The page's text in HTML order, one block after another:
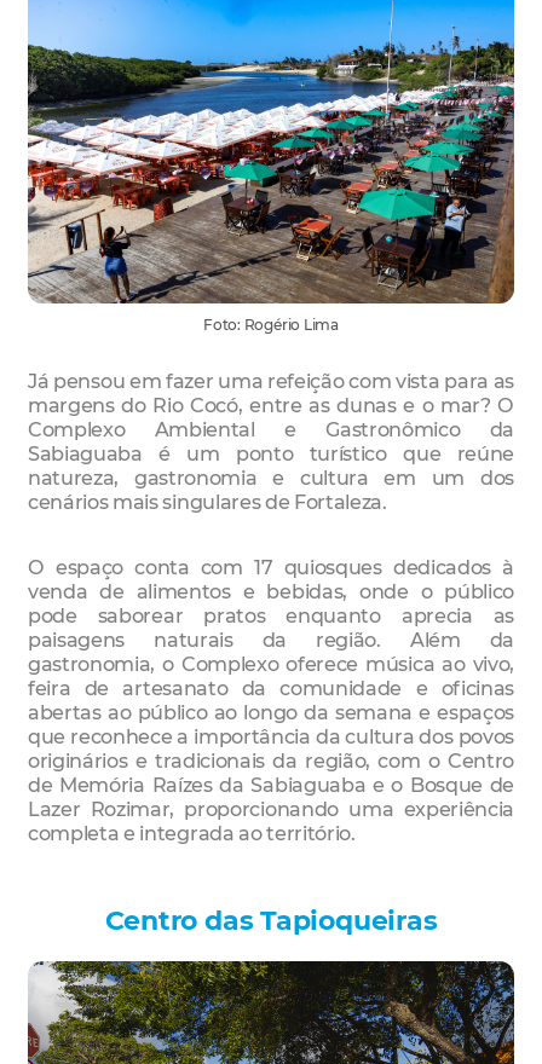
Foto: Rogério Lima
Já pensou em fazer uma refeição com vista para as
margens do Rio Cocó, entre as dunas e o mar? O
Complexo Ambiental e Gastronômico da
Sabiaguaba é um ponto turístico que reúne
natureza, gastronomia e cultura em um dos
cenários mais singulares de Fortaleza.
O espaço conta com 17 quiosques dedicados à
venda de alimentos e bebidas, onde o público
pode saborear pratos enquanto aprecia as
paisagens naturais da região. Além da
gastronomia, o Complexo oferece música ao vivo,
feira de artesanato da comunidade e oficinas
abertas ao público ao longo da semana e espaços
que reconhece a importância da cultura dos povos
originários e tradicionais da região, com o Centro
de Memória Raízes da Sabiaguaba e o Bosque de
Lazer Rozimar, proporcionando uma experiência
completa e integrada ao território.
Centro das Tapioqueiras